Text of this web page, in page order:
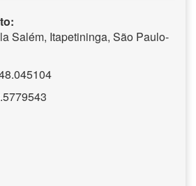
Salém, Itapetininga, São Paulo-